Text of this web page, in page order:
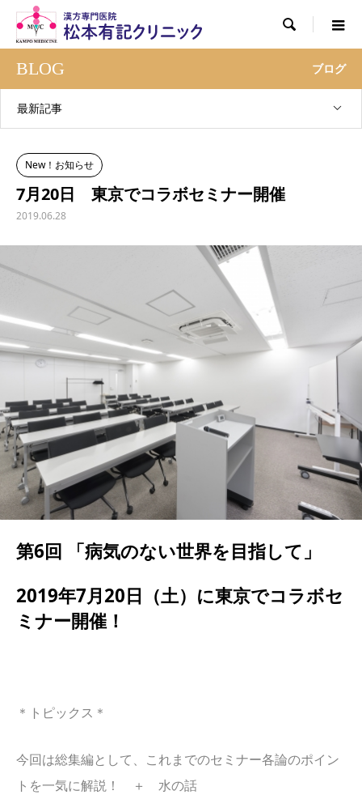

BLOG ブログ
最新記事
New！お知らせ
7月20日 東京でコラボセミナー開催
2019.06.28
第6回 「病気のない世界を目指して」
2019年7月20日（土）に東京でコラボセ
ミナー開催！
＊トピックス＊
今回は総集編として、これまでのセミナー各論のポイン
トを一気に解説！ ＋ 水の話